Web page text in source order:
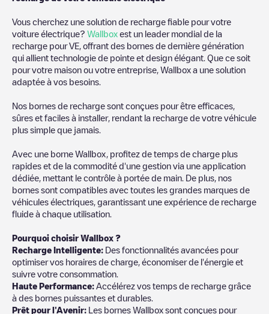
Vous cherchez une solution de recharge fiable pour votre
voiture électrique? Wallbox est un leader mondial de la
recharge pour VE, offrant des bornes de dernière génération
qui allient technologie de pointe et design élégant. Que ce soit
pour votre maison ou votre entreprise, Wallbox a une solution
adaptée à vos besoins.
Nos bornes de recharge sont conçues pour être efficaces,
sûres et faciles à installer, rendant la recharge de votre véhicule
plus simple que jamais.
Avec une borne Wallbox, profitez de temps de charge plus
rapides et de la commodité d'une gestion via une application
dédiée, mettant le contrôle à portée de main. De plus, nos
bornes sont compatibles avec toutes les grandes marques de
véhicules électriques, garantissant une expérience de recharge
fluide à chaque utilisation.
Pourquoi choisir Wallbox ?
Recharge Intelligente: Des fonctionnalités avancées pour
optimiser vos horaires de charge, économiser de l'énergie et
suivre votre consommation.
Haute Performance: Accélérez vos temps de recharge grâce
à des bornes puissantes et durables.
Prêt pour l'Avenir: Les bornes Wallbox sont conçues pour